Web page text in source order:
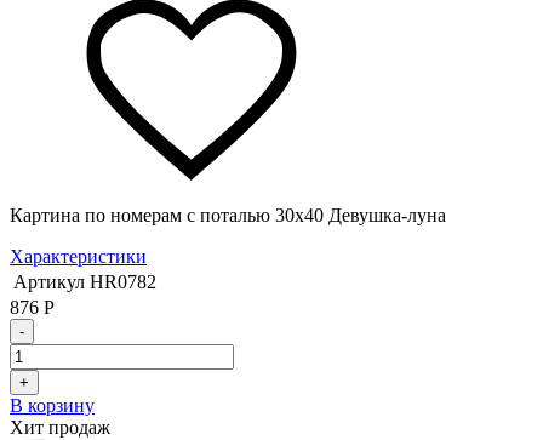
Картина по номерам с поталью 30х40 Девушка-луна
Характеристики
Артикул HR0782
876 Р
-
+
В корзину
Хит продаж